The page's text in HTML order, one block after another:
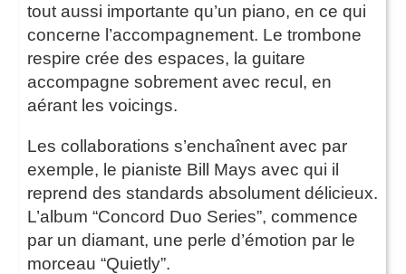
tout aussi importante qu’un piano, en ce qui
concerne l’accompagnement. Le trombone
respire crée des espaces, la guitare
accompagne sobrement avec recul, en
aérant les voicings.
Les collaborations s’enchaînent avec par
exemple, le pianiste Bill Mays avec qui il
reprend des standards absolument délicieux.
L’album “Concord Duo Series”, commence
par un diamant, une perle d’émotion par le
morceau “Quietly”.